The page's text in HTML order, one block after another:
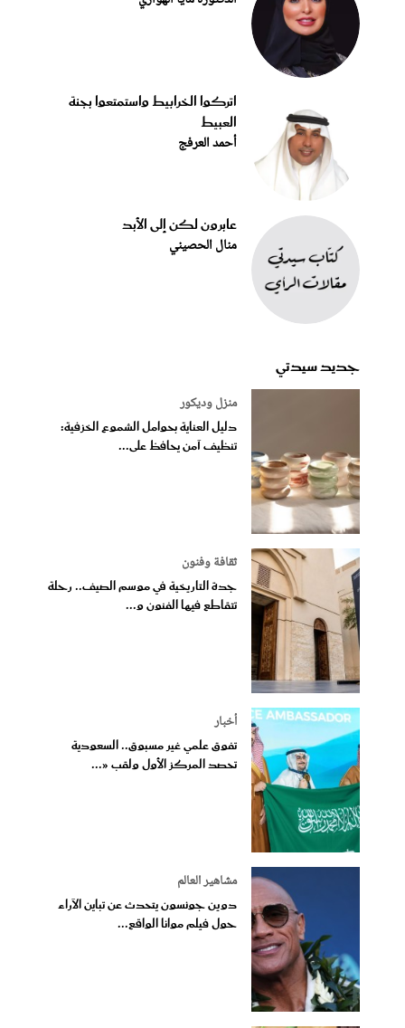
اتركوا الخرابيط واستمتعوا بجنة
العبيط
أحمد العرفج
عابرون لكن إلى الأبد
منال الحصيني
جديد سيدتي
منزل وديكور
دليل العناية بحوامل الشموع الخزفية:
تنظيف آمن يحافظ على...
ثقافة وفنون
جدة التاريخية في موسم الصيف.. رحلة
تتقاطع فيها الفنون و...
أخبار
تفوق علمي غير مسبوق.. السعودية
تحصد المركز الأول ولقب «...
مشاهير العالم
دوين جونسون يتحدث عن تباين الآراء
حول فيلم موانا الواقع...